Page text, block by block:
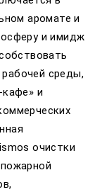
аромате и
и имидж
среды,
и
очистки